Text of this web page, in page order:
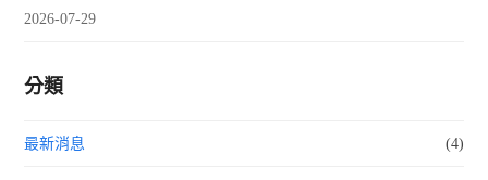
2026-07-29
分類
最新消息 (4)